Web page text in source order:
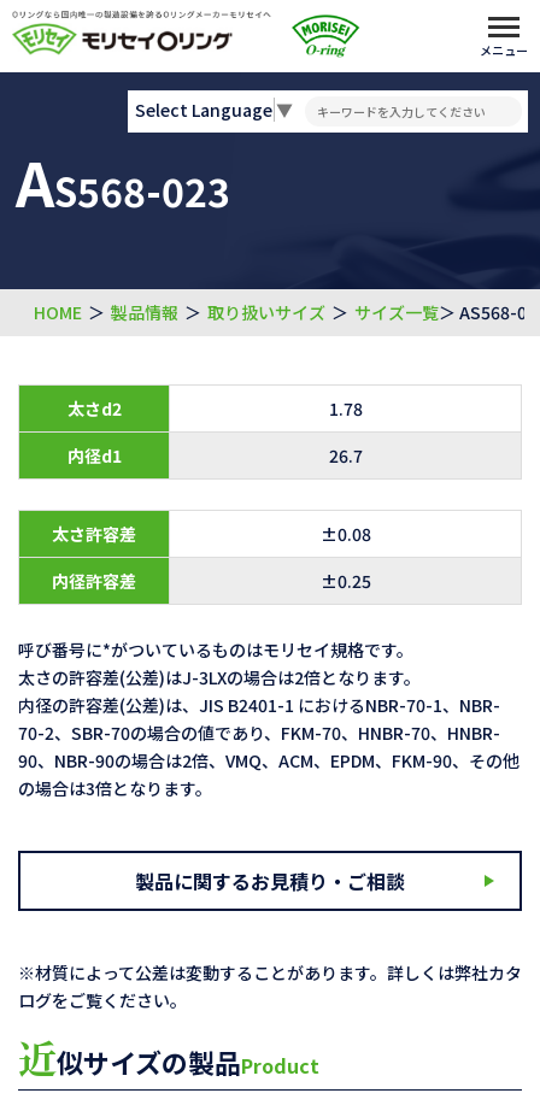
メニュー
AS568-023
Select Language▼
HOME ＞ 製品情報 ＞ 取り扱いサイズ ＞ サイズ一覧＞ AS568-
太さd2
1.78
内径d1
26.7
太さ許容差
±0.08
内径許容差
±0.25
呼び番号に*がついているものはモリセイ規格です。
太さの許容差(公差)はJ-3LXの場合は2倍となります。
内径の許容差(公差)は、JIS B2401-1 におけるNBR-70-1、NBR-
70-2、SBR-70の場合の値であり、FKM-70、HNBR-70、HNBR-
90、NBR-90の場合は2倍、VMQ、ACM、EPDM、FKM-90、その他
の場合は3倍となります。
製品に関するお見積り・ご相談
※材質によって公差は変動することがあります。詳しくは弊社カタ
ログをご覧ください。
近似サイズの製品Product